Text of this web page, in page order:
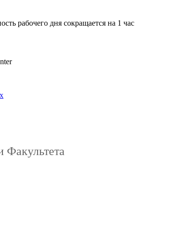
рабочего дня сокращается на 1 час
Факультета